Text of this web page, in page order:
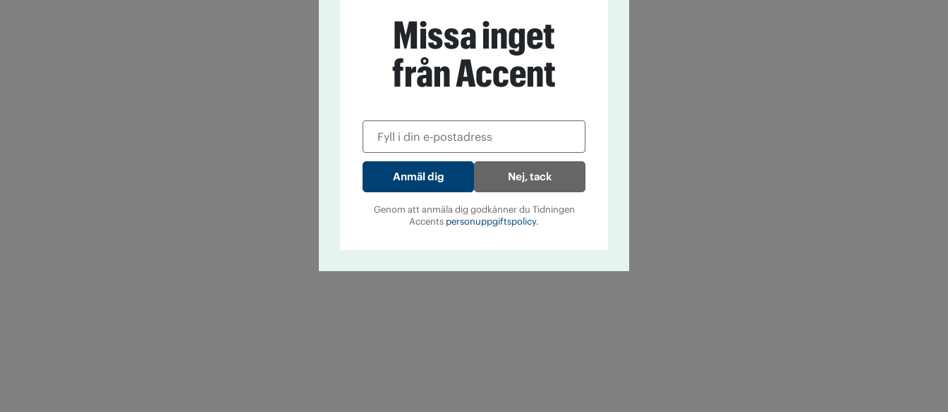
Missa inget
från Accent
Nej, tack
Genom att anmäla dig godkänner du Tidningen
Accents personuppgiftspolicy.